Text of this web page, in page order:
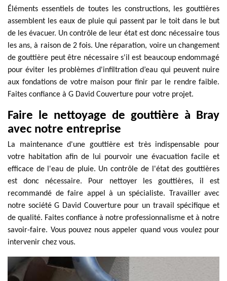
Éléments essentiels de toutes les constructions, les gouttières
assemblent les eaux de pluie qui passent par le toit dans le but
de les évacuer. Un contrôle de leur état est donc nécessaire tous
les ans, à raison de 2 fois. Une réparation, voire un changement
de gouttière peut être nécessaire s'il est beaucoup endommagé
pour éviter les problèmes d'infiltration d’eau qui peuvent nuire
aux fondations de votre maison pour finir par le rendre faible.
Faites confiance à G David Couverture pour votre projet.
Faire le nettoyage de gouttière à Bray
avec notre entreprise
La maintenance d'une gouttière est très indispensable pour
votre habitation afin de lui pourvoir une évacuation facile et
efficace de l'eau de pluie. Un contrôle de l'état des gouttières
est donc nécessaire. Pour nettoyer les gouttières, il est
recommandé de faire appel à un spécialiste. Travailler avec
notre société G David Couverture pour un travail spécifique et
de qualité. Faites confiance à notre professionnalisme et à notre
savoir-faire. Vous pouvez nous appeler quand vous voulez pour
intervenir chez vous.